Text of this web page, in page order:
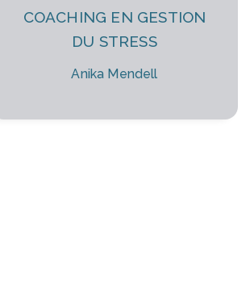
COACHING EN GESTION
DU STRESS
Anika Mendell